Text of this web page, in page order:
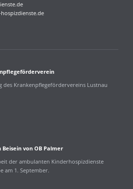
des Krankenpflegefördervereins Lustnau
Beisein von OB Palmer
der ambulanten Kinderhospizdienste
am 1. September.